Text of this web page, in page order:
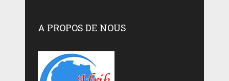
A PROPOS DE NOUS